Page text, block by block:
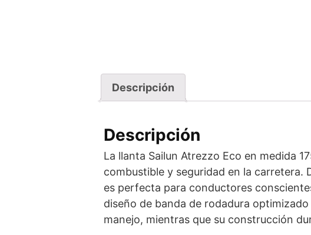
Descripción
Descripción
La llanta Sailun Atrezzo Eco en medida
combustible y seguridad en la carretera.
es perfecta para conductores
diseño de banda de rodadura
manejo, mientras que su construcción